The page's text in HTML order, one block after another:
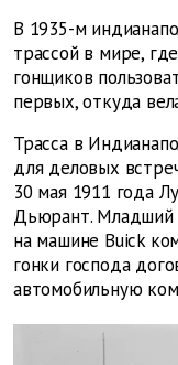
В 1935-м
трассой в мире,
гонщиков
первых, откуда
Трасса в
для деловых
30 мая 1911 года
Дьюрант. Младший
на машине Buick
гонки господа
автомобильную